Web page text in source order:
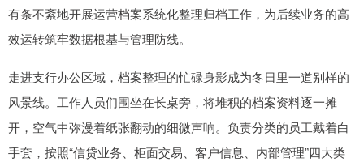
有条不紊地开展运营档案系统化整理归档工作，为后续业务的高
效运转筑牢数据根基与管理防线。
走进支行办公区域，档案整理的忙碌身影成为冬日里一道别样的
风景线。工作人员们围坐在长桌旁，将堆积的档案资料逐一摊
开，空气中弥漫着纸张翻动的细微声响。负责分类的员工戴着白
手套，按照“信贷业务、柜面交易、客户信息、内部管理”四大类